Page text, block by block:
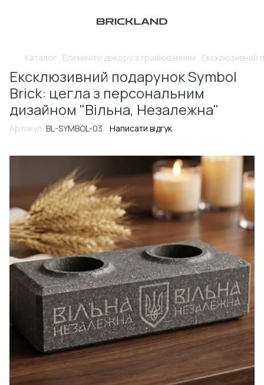
Каталог Елементи декору з гравіюванням Ексклюзивний
Ексклюзивний подарунок Symbol
Brick: цегла з персональним
дизайном "Вільна, Незалежна"
Артикул: BL-SYMBOL-03 Написати відгук